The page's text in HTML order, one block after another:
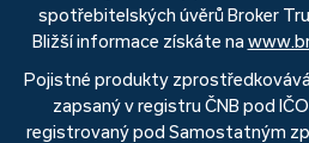
spotřebitelských úvěrů Broker
Bližší informace získáte na
Pojistné produkty
zapsaný v registru ČNB pod
registrovaný pod Samostatným